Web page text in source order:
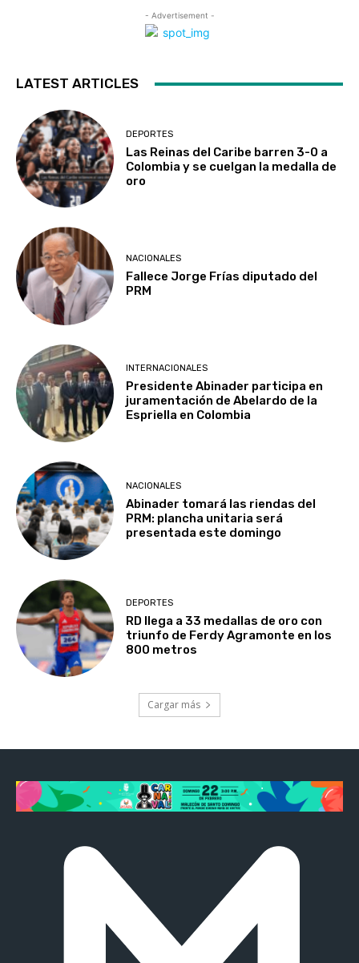
- Advertisement -
LATEST ARTICLES
DEPORTES
Las Reinas del Caribe barren 3-0 a
Colombia y se cuelgan la medalla de
oro
NACIONALES
Fallece Jorge Frías diputado del
PRM
INTERNACIONALES
Presidente Abinader participa en
juramentación de Abelardo de la
Espriella en Colombia
NACIONALES
Abinader tomará las riendas del
PRM: plancha unitaria será
presentada este domingo
DEPORTES
RD llega a 33 medallas de oro con
triunfo de Ferdy Agramonte en los
800 metros
Cargar más